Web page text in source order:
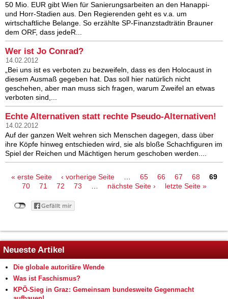
50 Mio. EUR gibt Wien für Sanierungsarbeiten an den Hanappi-
und Horr-Stadien aus. Den Regierenden geht es v.a. um
wirtschaftliche Belange. So erzählte SP-Finanzstadträtin Brauner
dem ORF, dass jedeR...
Wer ist Jo Conrad?
14.02.2012
„Bei uns ist es verboten zu bezweifeln, dass es den Holocaust in
diesem Ausmaß gegeben hat. Das soll hier natürlich nicht
geschehen, aber man muss sich fragen, warum Zweifel an etwas
verboten sind,...
Echte Alternativen statt rechte Pseudo-Alternativen!
14.02.2012
Auf der ganzen Welt wehren sich Menschen dagegen, dass über
ihre Köpfe hinweg entschieden wird, sie als bloße Schachfiguren im
Spiel der Reichen und Mächtigen herum geschoben werden....
Seiten
« erste Seite ‹ vorherige Seite … 65 66 67 68
69
70
71 72 73 … nächste Seite › letzte Seite »
Neueste Artikel
Die globale autoritäre Wende
Was ist Faschismus?
KPÖ-Sieg in Graz: Gemeinsam bundesweite Gegenmacht